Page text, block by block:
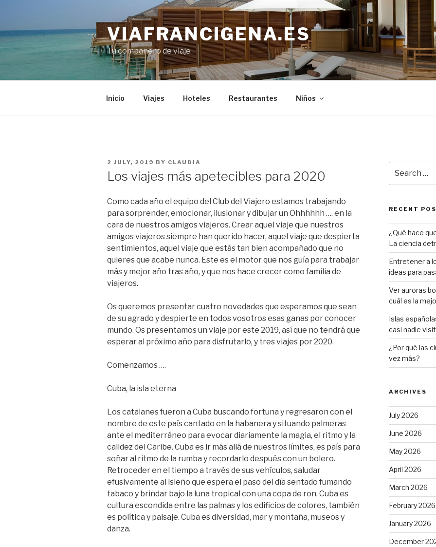
content
VIAFRANCIGENA.ES
Tu compañero de viaje
Inicio Viajes Hoteles Restaurantes Niños
POSTED
2 JULY, 2019 BY CLAUDIA
Los viajes más apetecibles para 2020
Como cada año el equipo del Club del Viajero estamos trabajando
para sorprender, emocionar, ilusionar y dibujar un Ohhhhhh …. en la
cara de nuestros amigos viajeros. Crear aquel viaje que nuestros
amigos viajeros siempre han querido hacer, aquel viaje que despierta
sentimientos, aquel viaje que estás tan bien acompañado que no
quieres que acabe nunca. Este es el motor que nos guía para trabajar
más y mejor año tras año, y que nos hace crecer como familia de
viajeros.
Os queremos presentar cuatro novedades que esperamos que sean
de su agrado y despierte en todos vosotros esas ganas por conocer
mundo. Os presentamos un viaje por este 2019, así que no tendrá que
esperar al próximo año para disfrutarlo, y tres viajes por 2020.
Comenzamos ….
Cuba, la isla eterna
Los catalanes fueron a Cuba buscando fortuna y regresaron con el
nombre de este país cantado en la habanera y situando palmeras
ante el mediterráneo para evocar diariamente la magia, el ritmo y la
calidez del Caribe. Cuba es ir más allá de nuestros límites, es país para
soñar al ritmo de la rumba y recordarlo después con un bolero.
Retroceder en el tiempo a través de sus vehículos, saludar
efusivamente al isleño que espera el paso del día sentado fumando
tabaco y brindar bajo la luna tropical con una copa de ron. Cuba es
cultura escondida entre las palmas y los edificios de colores, también
es política y paisaje. Cuba es diversidad, mar y montaña, museos y
danza.
for:
RECENT
¿Qué hace
La ciencia
Entretener a
ideas para
Ver auroras
cuál es la
Islas
casi nadie
¿Por qué las
vez más?
ARCHIVES
July 2026
June 2026
May 2026
April 2026
March 2026
February 2026
January 2026
December